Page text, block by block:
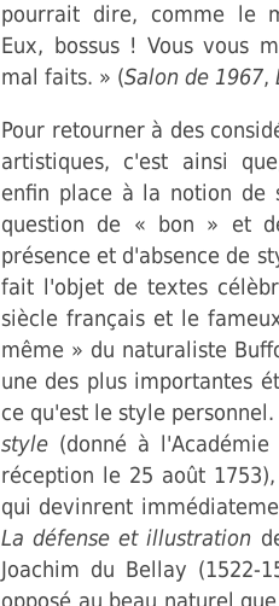
pourrait dire, comme le
Eux, bossus ! Vous vous
mal faits. » (Salon de 1967,
Pour retourner à des
artistiques, c'est ainsi
enfin place à la notion
question de « bon » et
présence et d'absence de
fait l'objet de textes
siècle français et le
même » du naturaliste
une des plus importantes
ce qu'est le style personnel.
style (donné à
réception le 25 août
qui devinrent
La défense et illustration
Joachim du Bellay (1522-
opposé au beau naturel